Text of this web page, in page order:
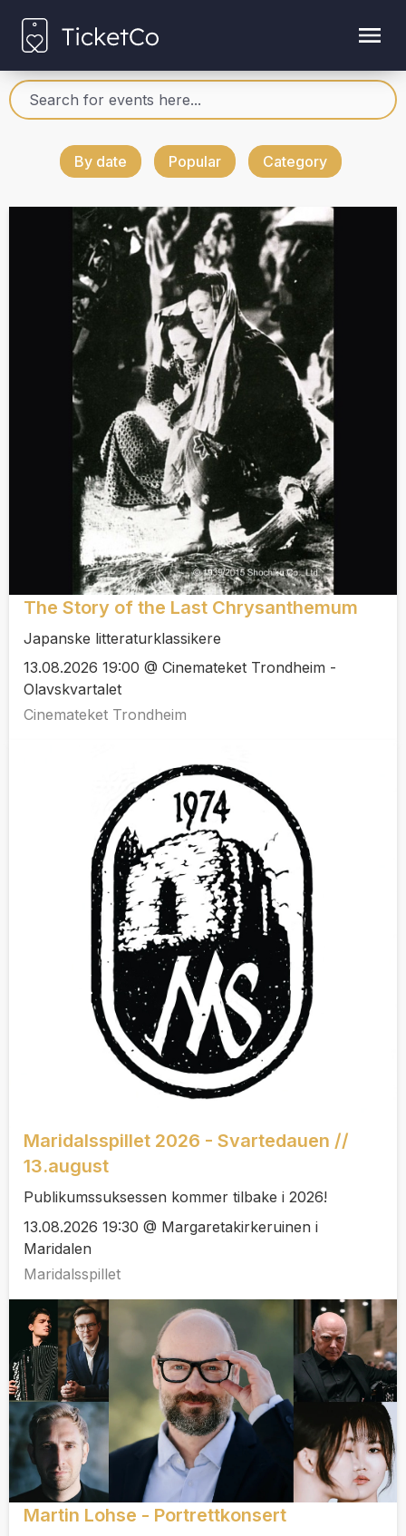
By date Popular Category
The Story of the Last Chrysanthemum
Japanske litteraturklassikere
13.08.2026 19:00 @ Cinemateket Trondheim -
Olavskvartalet
Cinemateket Trondheim
Maridalsspillet 2026 - Svartedauen //
13.august
Publikumssuksessen kommer tilbake i 2026!
13.08.2026 19:30 @ Margaretakirkeruinen i
Maridalen
Maridalsspillet
Martin Lohse - Portrettkonsert